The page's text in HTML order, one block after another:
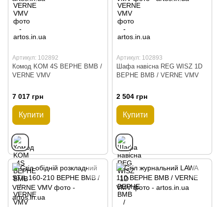
Артикул: 102892
Комод KOM 4S ВЕРНЕ ВМВ /
VERNE VMV
7 017 грн
Купити
Артикул: 102893
Шафа навісна REG WISZ 1D
ВЕРНЕ ВМВ / VERNE VMV
2 504 грн
Купити